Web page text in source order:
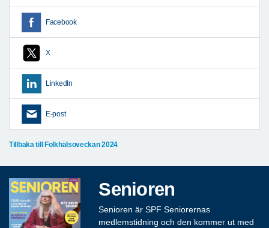
Facebook
X
LinkedIn
E-post
Tillbaka till Folkhälsoveckan 2024
Senioren
Senioren är SPF Seniorernas
medlemstidning och den kommer ut med